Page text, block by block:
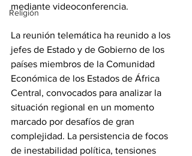
Religión
mediante videoconferencia.
La reunión telemática ha reunido a los
jefes de Estado y de Gobierno de los
países miembros de la Comunidad
Económica de los Estados de África
Central, convocados para analizar la
situación regional en un momento
marcado por desafíos de gran
complejidad. La persistencia de focos
de inestabilidad política, tensiones